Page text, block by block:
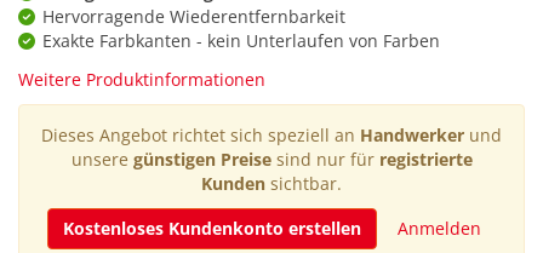
Hervorragende Wiederentfernbarkeit
Exakte Farbkanten - kein Unterlaufen von Farben
Weitere Produktinformationen
Dieses Angebot richtet sich speziell an Handwerker und
unsere günstigen Preisesind nur für registrierte
Kunden sichtbar.
Kostenloses Kundenkonto erstellen
Anmelden